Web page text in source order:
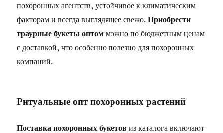
похоронных агентств, устойчивое к климатическим
факторам и всегда выглядящее свежо.Приобрести
траурные букеты оптом можно по бюджетным ценам
с доставкой, что особенно полезно для похоронных
компаний.
Ритуальные опт похоронных растений
Поставка похоронных букетов из каталога включают